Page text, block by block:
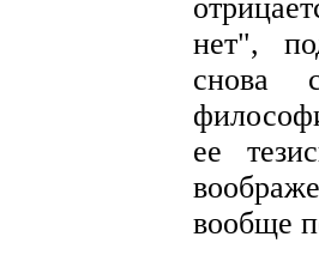
нет",
снова
ее
вообще